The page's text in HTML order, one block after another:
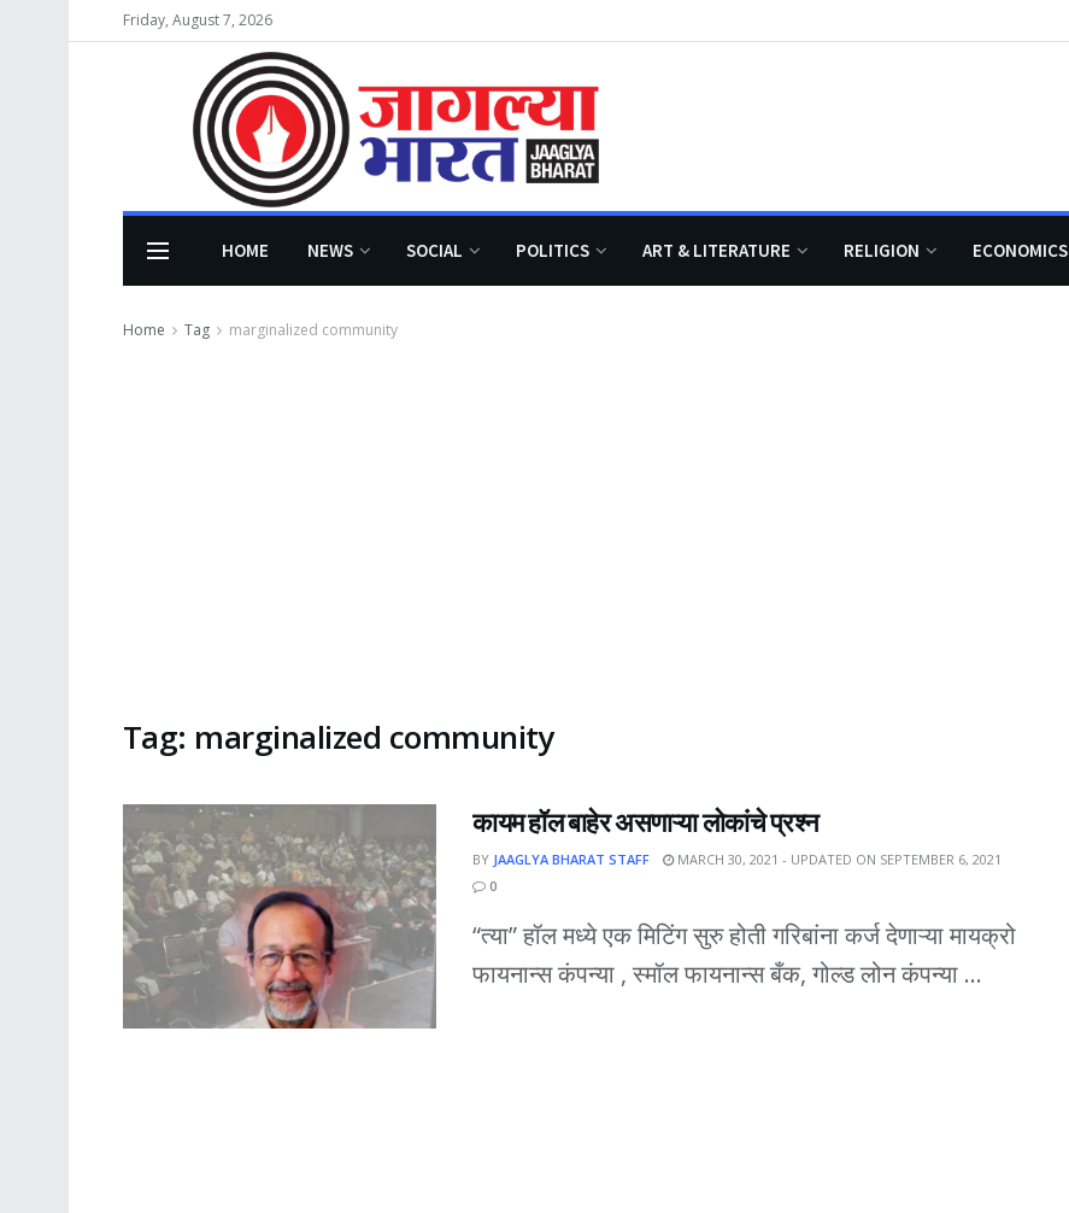
Friday, August 7, 2026
HOME NEWS SOCIAL POLITICS ART & LITERATURE RELIGION ECONOMICS
Home Tag marginalized community
Tag: marginalized community
कायम हॉल बाहेर असणाऱ्या लोकांचे प्रश्न
BY JAAGLYA BHARAT STAFF
MARCH 30, 2021 - UPDATED ON SEPTEMBER 6, 2021
0
“त्या” हॉल मध्ये एक मिटिंग सुरु होती गरिबांना कर्ज देणाऱ्या मायक्रो
फायनान्स कंपन्या , स्मॉल फायनान्स बँक, गोल्ड लोन कंपन्या ...